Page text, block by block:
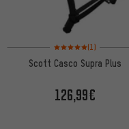
Valoración media: 5
(1)
Scott Casco Supra Plus
126,99€